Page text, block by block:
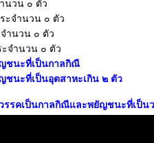
นวน ๐ ตัว
ะจำนวน ๐ ตัว
ำนวน ๐ ตัว
จำนวน ๐ ตัว
ชนะที่เป็นกาลกิณี
นะที่เป็นอุตสาหะเกิน ๒ ตัว
รคเป็นกาลกิณีและพยัญชนะที่เป็น